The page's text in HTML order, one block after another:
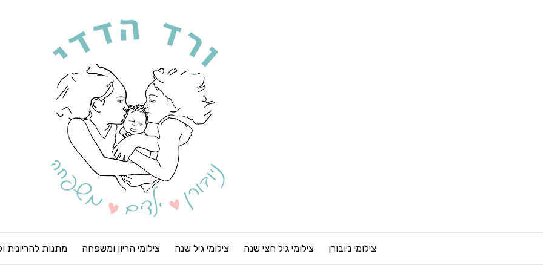
צילומי ניובורן צילומי גיל חצי שנה צילומי גיל שנה צילומי הריון ומשפחה מתנות להריונית